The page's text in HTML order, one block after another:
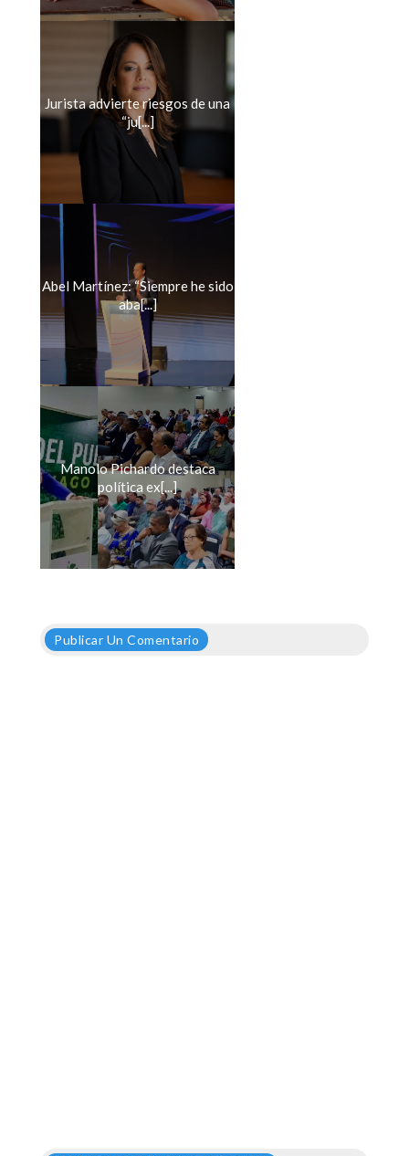
Jurista advierte riesgos de una
“ju[...]
Abel Martínez: “Siempre he sido
aba[...]
Manolo Pichardo destaca
política ex[...]
Publicar Un Comentario